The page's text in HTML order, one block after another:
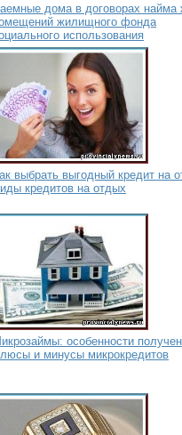
дома в договорах найма
жилищного фонда
использования
выбрать выгодный кредит на
кредитов на отдых
особенности
и минусы микрокредитов